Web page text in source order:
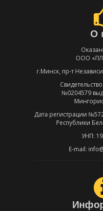
О
ООО
г.Минск, пр-т
№0204579
Дата регистрации
Республики
УНП:
E-mail: